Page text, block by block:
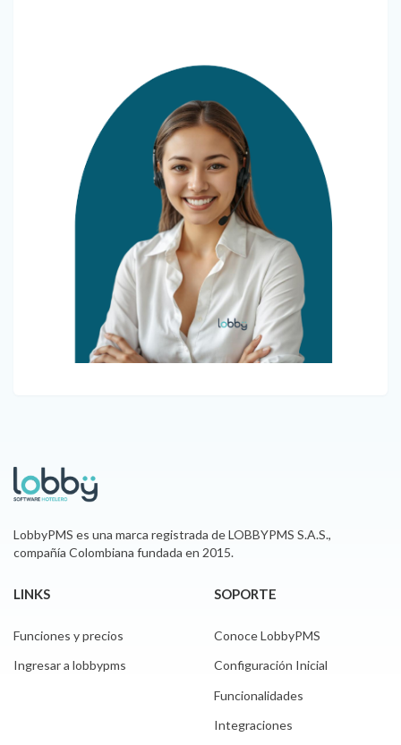
LobbyPMS es una marca registrada de LOBBYPMS S.A.S.,
compañía Colombiana fundada en 2015.
LINKS
Funciones y precios
Ingresar a lobbypms
SOPORTE
Conoce LobbyPMS
Configuración Inicial
Funcionalidades
Integraciones